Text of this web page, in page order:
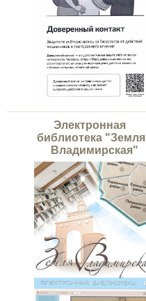
Электронная
библиотека "Земля
Владимирская"